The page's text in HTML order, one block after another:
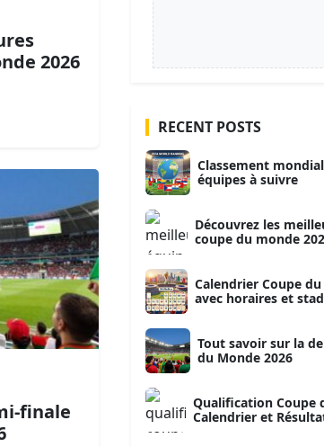
2026
finale
RECENT POSTS
Classement
équipes à suivre
Découvrez les
coupe du monde
Calendrier Coupe
avec horaires et
Tout savoir sur la
du Monde 2026
Qualification Coupe
Calendrier et